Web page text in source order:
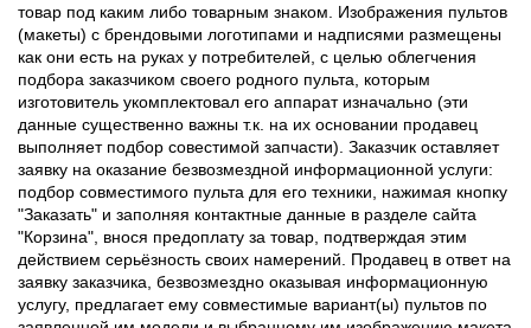
товар под каким либо товарным знаком. Изображения пультов
(макеты) с брендовыми логотипами и надписями размещены
как они есть на руках у потребителей, с целью облегчения
подбора заказчиком своего родного пульта, которым
изготовитель укомплектовал его аппарат изначально (эти
данные существенно важны т.к. на их основании продавец
выполняет подбор совестимой запчасти). Заказчик оставляет
заявку на оказание безвозмездной информационной услуги:
подбор совместимого пульта для его техники, нажимая кнопку
"Заказать" и заполняя контактные данные в разделе сайта
"Корзина", внося предоплату за товар, подтверждая этим
действием серьёзность своих намерений. Продавец в ответ на
заявку заказчика, безвозмездно оказывая информационную
услугу, предлагает ему совместимые вариант(ы) пультов по